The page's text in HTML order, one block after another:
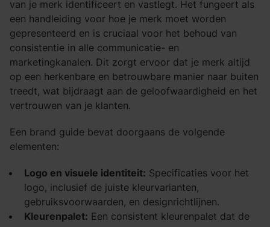
van je merk identificeert en vastlegt. Het fungeert als
een handleiding voor hoe je merk moet worden
gepresenteerd en is cruciaal voor het behoud van
consistentie in alle communicatie- en
marketingkanalen. Dit zorgt ervoor dat je merk altijd
op een herkenbare en betrouwbare manier naar buiten
treedt, wat bijdraagt aan de geloofwaardigheid en het
vertrouwen van je klanten.
Een brand guide bevat doorgaans de volgende
elementen:
Logo en visuele identiteit: Specificaties voor het
logo, inclusief de juiste kleurvarianten,
gebruiksvoorwaarden, en designrichtlijnen.
Kleurenpalet: Een consistent kleurenpalet dat de